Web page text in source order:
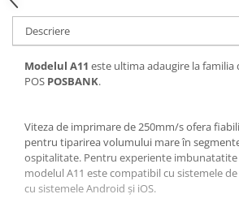
Descriere
Modelul A11 este ultima adaugire la
POS POSBANK.
Viteza de imprimare de 250mm/s ofera
pentru tiparirea volumului mare în
ospitalitate. Pentru experiente imbunatatite
modelul A11 este compatibil cu sistemele
cu sistemele Android și iOS.